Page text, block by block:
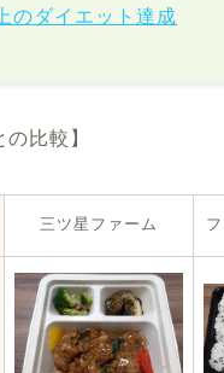
のダイエット達成
の比較】
三ツ星ファーム